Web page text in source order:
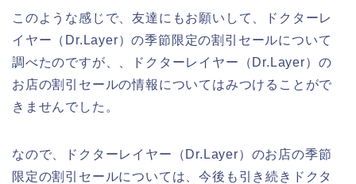
このような感じで、友達にもお願いして、ドクターレ
イヤー（Dr.Layer）の季節限定の割引セールについて
調べたのですが、、ドクターレイヤー（Dr.Layer）の
お店の割引セールの情報についてはみつけることがで
きませんでした。
なので、ドクターレイヤー（Dr.Layer）のお店の季節
限定の割引セールについては、今後も引き続きドクタ